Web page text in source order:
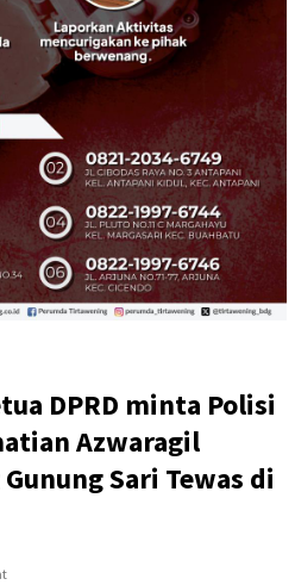
DPRD minta Polisi
Azwaragil
Sari Tewas di